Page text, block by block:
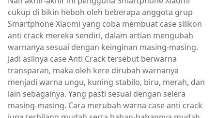
cukup di bikin heboh oleh beberapa anggota grup
Smartphone Xiaomi yang coba membuat case silikon
anti crack mereka sendiri, dalam artian mengubah
warnanya sesuai dengan keinginan masing-masing.
Jadi aslinya case Anti Crack tersebut berwarna
transparan, maka oleh kere dirubah warnanya
menjadi warna ungu, kuning stabilo, biru, merah, dan
lain sebagainya. Yang pasti sesuai dengan selera
masing-masing. Cara merubah warna case anti crack